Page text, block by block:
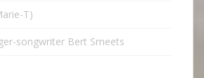
T)
songwriter Bert Smeets